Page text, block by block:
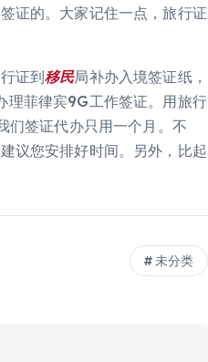
证的。大家记住一点，旅行证
证到移民局补办入境签证纸，
理菲律宾9G工作签证。用旅行
们签证代办只用一个月。不
议您安排好时间。另外，比起
未分类